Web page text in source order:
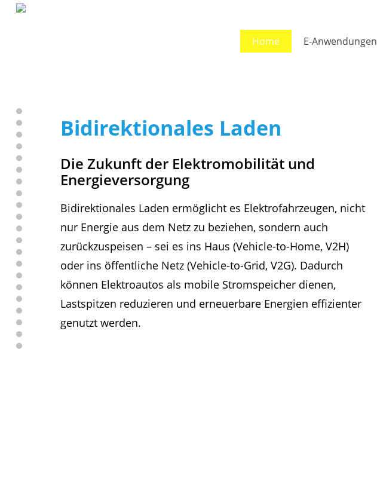
Home E-Anwendungen
Bidirektionales Laden
Die Zukunft der Elektromobilität und
Energieversorgung
Bidirektionales Laden ermöglicht es Elektrofahrzeugen, nicht
nur Energie aus dem Netz zu beziehen, sondern auch
zurückzuspeisen – sei es ins Haus (Vehicle-to-Home, V2H)
oder ins öffentliche Netz (Vehicle-to-Grid, V2G). Dadurch
können Elektroautos als mobile Stromspeicher dienen,
Lastspitzen reduzieren und erneuerbare Energien effizienter
genutzt werden.